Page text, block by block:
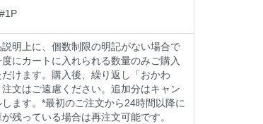
説明上に、個数制限の明記がない場合で
度にカートに入れられる数量のみご購入
だけます。購入後、繰り返し「おかわ
注文はご遠慮ください。追加分はキャン
します。*最初のご注文から24時間以降に
残っている場合は再注文可能です。